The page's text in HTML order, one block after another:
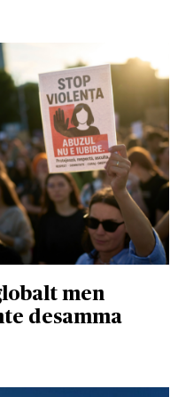
men
desamma